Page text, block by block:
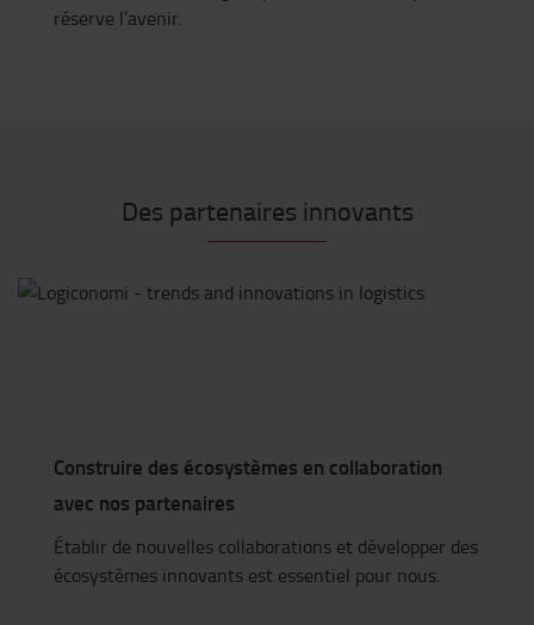
réserve l’avenir.
Des partenaires innovants
Construire des écosystèmes en collaboration
avec nos partenaires
Établir de nouvelles collaborations et développer des
écosystèmes innovants est essentiel pour nous.